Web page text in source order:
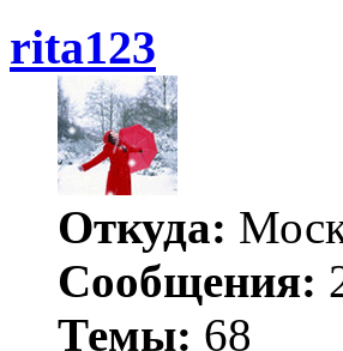
rita123
Откуда:
Сообщения:
Темы: 68